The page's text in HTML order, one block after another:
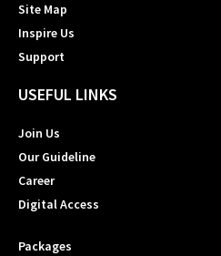
Site Map
Inspire Us
Support
USEFUL LINKS
Join Us
Our Guideline
Career
Digital Access
Packages